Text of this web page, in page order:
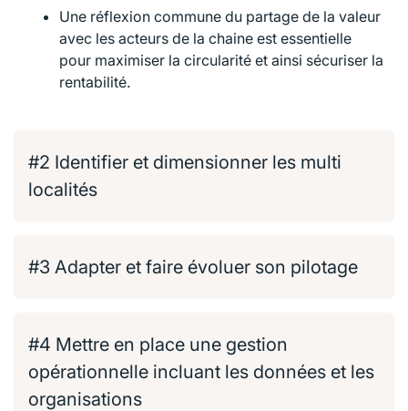
#2 Identifier et dimensionner les multi
localités
#3 Adapter et faire évoluer son pilotage
#4 Mettre en place une gestion
opérationnelle incluant les données et les
organisations
Une réflexion commune du partage de la valeur
avec les acteurs de la chaine est essentielle
pour maximiser la circularité et ainsi sécuriser la
rentabilité.